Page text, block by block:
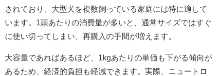
されており、大型犬を複数飼っている家庭には特に適して
います。1頭あたりの消費量が多いと、通常サイズではすぐ
に使い切ってしまい、再購入の手間が増えます。
大容量であればあるほど、1kgあたりの単価も下がる傾向が
あるため、経済的負担も軽減できます。実際、ニュートロ